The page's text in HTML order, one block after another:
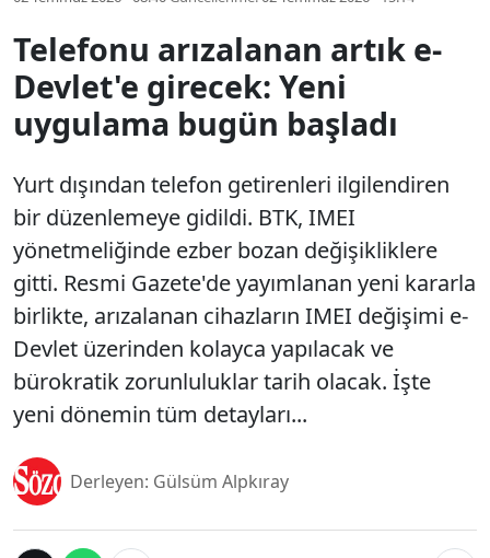
Telefonu arızalanan artık e-
Devlet'e girecek: Yeni
uygulama bugün başladı
Yurt dışından telefon getirenleri ilgilendiren
bir düzenlemeye gidildi. BTK, IMEI
yönetmeliğinde ezber bozan değişikliklere
gitti. Resmi Gazete'de yayımlanan yeni kararla
birlikte, arızalanan cihazların IMEI değişimi e-
Devlet üzerinden kolayca yapılacak ve
bürokratik zorunluluklar tarih olacak. İşte
yeni dönemin tüm detayları...
Derleyen: Gülsüm Alpkıray